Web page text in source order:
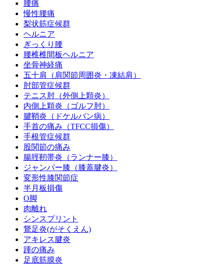
腰痛
慢性腰痛
梨状筋症候群
ヘルニア
ぎっくり腰
腰椎椎間板ヘルニア
坐骨神経痛
五十肩（肩関節周囲炎・凍結肩）
肘部管症候群
テニス肘（外側上顆炎）
内側上顆炎（ゴルフ肘）
腱鞘炎（ドケルバン病）
手首の痛み（TFCC損傷）
手根管症候群
股関節の痛み
腸脛靭帯炎（ランナー膝）
ジャンパー膝（膝蓋腱炎）
変形性膝関節症
半月板損傷
O脚
肉離れ
シンスプリント
鵞足炎(がそくえん)
アキレス腱炎
踵の痛み
足底筋膜炎